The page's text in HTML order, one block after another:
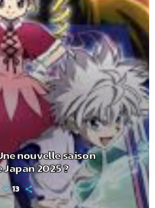
nouvelle saison
2025 ?
13